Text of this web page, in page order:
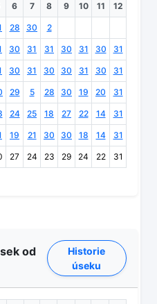
6 7 8 9 10 11 12
28 30 2
30 31 31 30 31 30 31
30 31 30 30 31 30 31
29 5 28 30 19 20 31
24 25 18 27 22 14 31
19 21 30 30 18 14 31
27 24 23 29 24 22 31
od
Historie
úseku